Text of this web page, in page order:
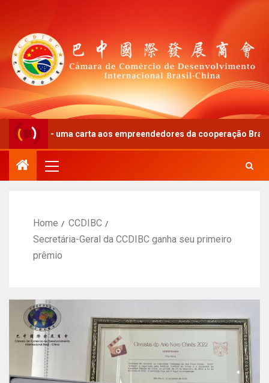
uma carta aos empreendedores da cooperação Brasil-China
Home
CCDIBC
Secretária-Geral da CCDIBC ganha seu primeiro
prêmio